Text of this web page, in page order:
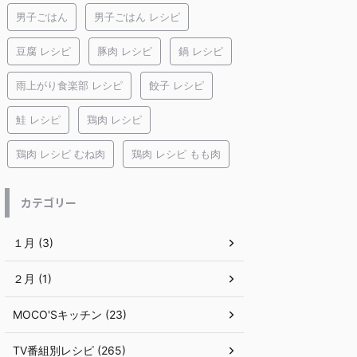
男子ごはん 男子ごはん レシピ
豆腐 レシピ 豚肉 レシピ 鍋 レシピ
雨上がり食楽部 レシピ 餃子 レシピ
鮭 レシピ 鶏肉 レシピ
鶏肉 レシピ むね肉 鶏肉 レシピ もも肉
カテゴリー
１月 (3)
２月 (1)
MOCO'Sキッチン (23)
TV番組別レシピ (265)